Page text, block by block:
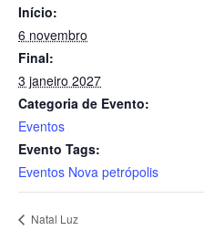
Início:
6 novembro
Final:
3 janeiro 2027
Categoria de Evento:
Eventos
Evento Tags:
Eventos Nova petrópolis
Natal Luz